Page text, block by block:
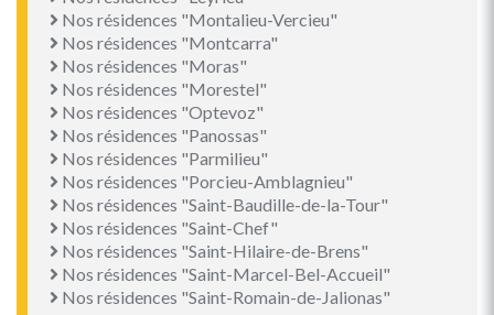
Nos résidences "Montalieu-Vercieu"
Nos résidences "Montcarra"
Nos résidences "Moras"
Nos résidences "Morestel"
Nos résidences "Optevoz"
Nos résidences "Panossas"
Nos résidences "Parmilieu"
Nos résidences "Porcieu-Amblagnieu"
Nos résidences "Saint-Baudille-de-la-Tour"
Nos résidences "Saint-Chef"
Nos résidences "Saint-Hilaire-de-Brens"
Nos résidences "Saint-Marcel-Bel-Accueil"
Nos résidences "Saint-Romain-de-Jalionas"